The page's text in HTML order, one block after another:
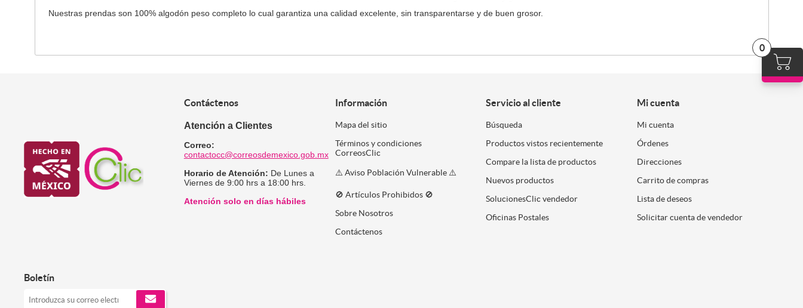
0
Nuestras prendas son 100% algodón peso completo lo cual garantiza una calidad excelente, sin transparentarse y de buen grosor.
Boletín
Contáctenos
Atención a Clientes
Correo:
contactocc@correosdemexico.gob.mx
Horario de Atención: De Lunes a
Viernes de 9:00 hrs a 18:00 hrs.
Atención solo en días hábiles
Información
Mapa del sitio
Términos y condiciones
CorreosClic
⚠️ Aviso Población Vulnerable ⚠️
🚫 Artículos Prohibidos 🚫
Sobre Nosotros
Contáctenos
Servicio al cliente
Búsqueda
Productos vistos recientemente
Compare la lista de productos
Nuevos productos
SolucionesClic vendedor
Oficinas Postales
Mi cuenta
Mi cuenta
Órdenes
Direcciones
Carrito de compras
Lista de deseos
Solicitar cuenta de vendedor